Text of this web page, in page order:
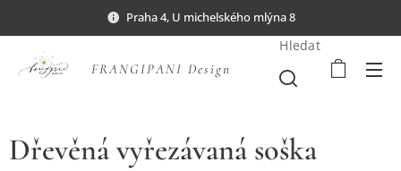
Praha 4, U michelského mlýna 8
FRANGIPANI Design
Hledat
Dřevěná vyřezávaná soška